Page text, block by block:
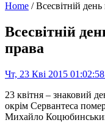
Home / Всесвітній
Всесвітній
права
Чт, 23 Кві 2015
23 квітня – знаковий
окрім Сервантеса
Михайло